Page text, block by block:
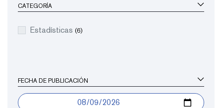
CATEGORÍA
Estadísticas (6)
FECHA DE PUBLICACIÓN